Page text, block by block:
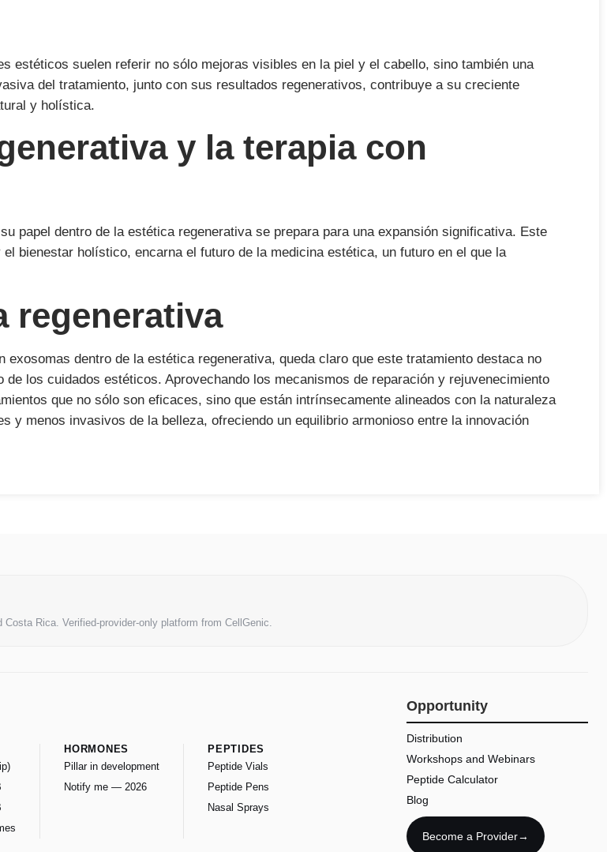
estéticos suelen referir no sólo mejoras visibles en la piel y el cabello, sino también una
del tratamiento, junto con sus resultados regenerativos, contribuye a su creciente
y holística.
y la terapia con
papel dentro de la estética regenerativa se prepara para una expansión significativa. Este
bienestar holístico, encarna el futuro de la medicina estética, un futuro en el que la
regenerativa
exosomas dentro de la estética regenerativa, queda claro que este tratamiento destaca no
los cuidados estéticos. Aprovechando los mecanismos de reparación y rejuvenecimiento
que no sólo son eficaces, sino que están intrínsecamente alineados con la naturaleza
y menos invasivos de la belleza, ofreciendo un equilibrio armonioso entre la innovación
Rica. Verified-provider-only platform from CellGenic.
HORMONES
Pillar in development
Notify me — 2026
PEPTIDES
Peptide Vials
Peptide Pens
Nasal Sprays
Opportunity
Distribution
Workshops and Webinars
Peptide Calculator
Blog
Become a Provider→